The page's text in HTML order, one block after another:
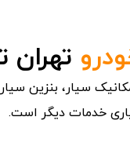
تهران
سیار، بنزین
خدمات دیگر است.